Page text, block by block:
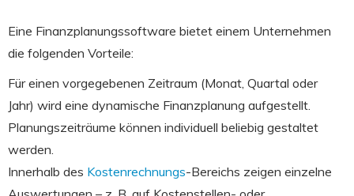
Eine Finanzplanungssoftware bietet einem Unternehmen
die folgenden Vorteile:
Für einen vorgegebenen Zeitraum (Monat, Quartal oder
Jahr) wird eine dynamische Finanzplanung aufgestellt.
Planungszeiträume können individuell beliebig gestaltet
werden.
Innerhalb des Kostenrechnungs-Bereichs zeigen einzelne